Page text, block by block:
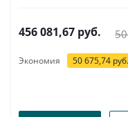
456 081,67 руб.
Экономия 50 675,74 руб.